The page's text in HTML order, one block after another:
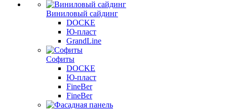
Виниловый сайдинг
DOCKE
Ю-пласт
GrandLine
Софиты
DOCKE
Ю-пласт
FineBer
FineBer